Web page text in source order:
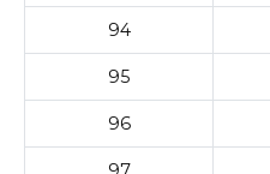
94
95
96